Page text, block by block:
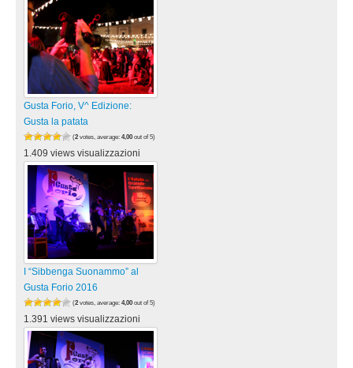
Gusta Forio, V^ Edizione:
Gusta la patata
(2 votes, average: 4,00 out of 5)
1.409 views visualizzazioni
I “Sibbenga Suonammo” al
Gusta Forio 2016
(2 votes, average: 4,00 out of 5)
1.391 views visualizzazioni